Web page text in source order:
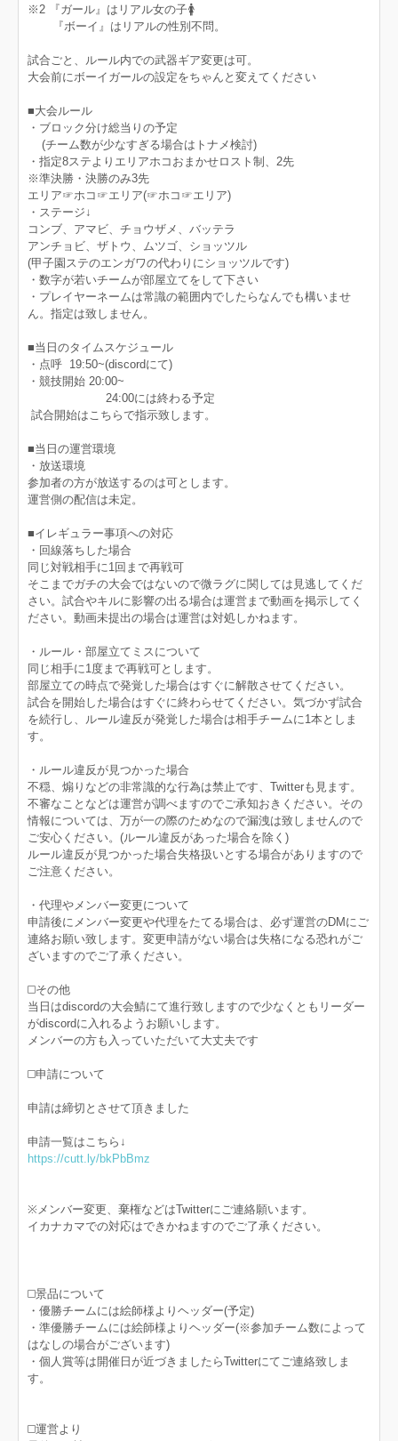
※2 『ガール』はリアル女の子🚺
『ボーイ』はリアルの性別不問。
試合ごと、ルール内での武器ギア変更は可。
大会前にボーイガールの設定をちゃんと変えてください
■大会ルール
・ブロック分け総当りの予定
(チーム数が少なすぎる場合はトナメ検討)
・指定8ステよりエリアホコおまかせロスト制、2先
※準決勝・決勝のみ3先
エリア☞ホコ☞エリア(☞ホコ☞エリア)
・ステージ↓
コンブ、アマビ、チョウザメ、バッテラ
アンチョビ、ザトウ、ムツゴ、ショッツル
(甲子園ステのエンガワの代わりにショッツルです)
・数字が若いチームが部屋立てをして下さい
・プレイヤーネームは常識の範囲内でしたらなんでも構いませ
ん。指定は致しません。
■当日のタイムスケジュール
・点呼 19:50~(discordにて)
・競技開始 20:00~
24:00には終わる予定
試合開始はこちらで指示致します。
■当日の運営環境
・放送環境
参加者の方が放送するのは可とします。
運営側の配信は未定。
■イレギュラー事項への対応
・回線落ちした場合
同じ対戦相手に1回まで再戦可
そこまでガチの大会ではないので微ラグに関しては見逃してくだ
さい。試合やキルに影響の出る場合は運営まで動画を掲示してく
ださい。動画未提出の場合は運営は対処しかねます。
・ルール・部屋立てミスについて
同じ相手に1度まで再戦可とします。
部屋立ての時点で発覚した場合はすぐに解散させてください。
試合を開始した場合はすぐに終わらせてください。気づかず試合
を続行し、ルール違反が発覚した場合は相手チームに1本としま
す。
・ルール違反が見つかった場合
不穏、煽りなどの非常識的な行為は禁止です、Twitterも見ます。
不審なことなどは運営が調べますのでご承知おきください。その
情報については、万が一の際のためなので漏洩は致しませんので
ご安心ください。(ルール違反があった場合を除く)
ルール違反が見つかった場合失格扱いとする場合がありますので
ご注意ください。
・代理やメンバー変更について
申請後にメンバー変更や代理をたてる場合は、必ず運営のDMにご
連絡お願い致します。変更申請がない場合は失格になる恐れがご
ざいますのでご了承ください。
◻️その他
当日はdiscordの大会鯖にて進行致しますので少なくともリーダー
がdiscordに入れるようお願いします。
メンバーの方も入っていただいて大丈夫です
◻️申請について
申請は締切とさせて頂きました
申請一覧はこちら↓
https://cutt.ly/bkPbBmz
※メンバー変更、棄権などはTwitterにご連絡願います。
イカナカマでの対応はできかねますのでご了承ください。
◻️景品について
・優勝チームには絵師様よりヘッダー(予定)
・準優勝チームには絵師様よりヘッダー(※参加チーム数によって
はなしの場合がございます)
・個人賞等は開催日が近づきましたらTwitterにてご連絡致しま
す。
◻️運営より